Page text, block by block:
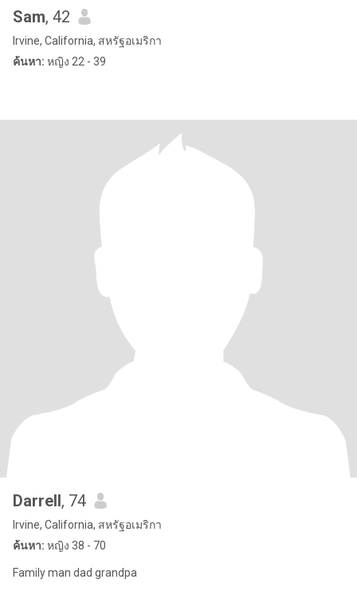
Sam, 42
Irvine, California, สหรัฐอเมริกา
ค้นหา: หญิง 22 - 39
Darrell, 74
Irvine, California, สหรัฐอเมริกา
ค้นหา: หญิง 38 - 70
Family man dad grandpa